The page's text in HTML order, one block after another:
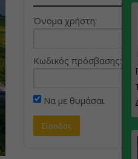
Όνομα χρήστη:
Κωδικός πρόσβασης:
Να με θυμάσαι